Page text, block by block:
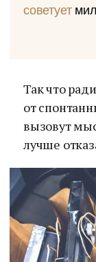
советует
Так что
от
вызовут
лучше